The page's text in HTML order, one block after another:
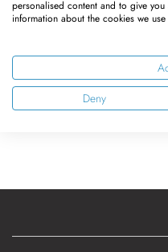
Passwort
personalised content and to give
information about the cookies we
Deny